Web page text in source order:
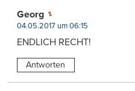
Georg
04.05.2017 um 06:15
ENDLICH RECHT!
Antworten